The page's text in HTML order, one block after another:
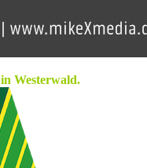
Westerwald.